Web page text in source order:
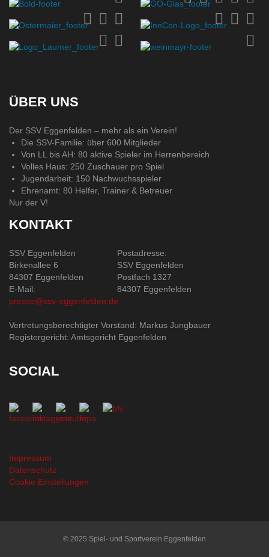
ÜBER UNS
Der SSV Eggenfelden – mehr als ein Verein!
Die SSV-Familie: über 600 Mitglieder
Von LL bis AH: 80 aktive Spieler im Herrenbereich
Volles Haus: 250 Zuschauer pro Spiel
Jugendarbeit: 150 Nachwuchsspieler
Ehrenamt: 80 Helfer, Trainer & Betreuer
Nur der V!
KONTAKT
SSV Eggenfelden
Birkenallee 6
84307 Eggenfelden
E-Mail:
presse@ssv-eggenfelden.de
Postadresse:
SSV Eggenfelden
Postfach 1327
84307 Eggenfelden
Vertretungsberechtigter Vorstand: Markus Jungbauer
Registergericht: Amtsgericht Eggenfelden
SOCIAL
Impressum
Datenschutz
Cookie Einstellungen
© 2025 Spiel- und Sportverein Eggenfelden